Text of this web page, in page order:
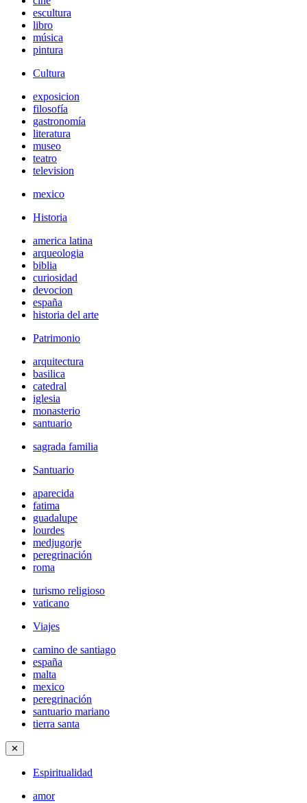
escultura
libro
música
pintura
Cultura
exposicion
filosofía
gastronomía
literatura
museo
teatro
television
mexico
Historia
america latina
arqueologia
biblia
curiosidad
devocion
españa
historia del arte
Patrimonio
arquitectura
basilica
catedral
iglesia
monasterio
santuario
sagrada familia
Santuario
aparecida
fatima
guadalupe
lourdes
medjugorje
peregrinación
roma
turismo religioso
vaticano
Viajes
camino de santiago
españa
malta
mexico
peregrinación
santuario mariano
tierra santa
✕
Espiritualidad
amor